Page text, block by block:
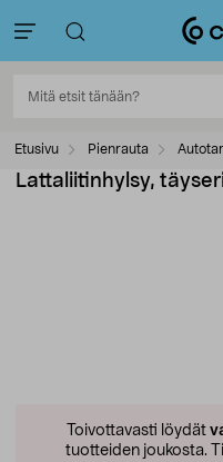
Etusivu Pienrauta
Lattaliitinhylsy,
Toivottavasti löydät
tuotteiden joukosta.